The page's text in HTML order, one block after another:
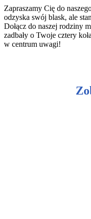
Zapraszamy Cię do
odzyska swój blask, ale
Dołącz do naszej rodziny
zadbały o Twoje cztery
w centrum uwagi!